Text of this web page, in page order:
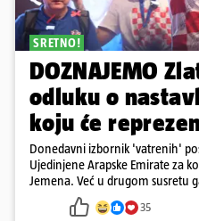
SRETNO!
DOZNAJEMO
odluku o
koju će
Donedavni izbornik 'vatrenih'
Ujedinjene Arapske Emirate za
Jemena. Već u drugom susretu
35